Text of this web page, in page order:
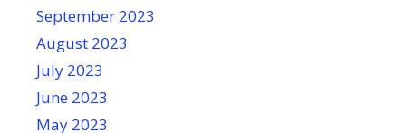
September 2023
August 2023
July 2023
June 2023
May 2023